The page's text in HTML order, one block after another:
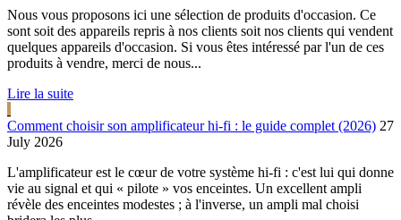
Nous vous proposons ici une sélection de produits d'occasion. Ce
sont soit des appareils repris à nos clients soit nos clients qui vendent
quelques appareils d'occasion. Si vous êtes intéressé par l'un de ces
produits à vendre, merci de nous...
Lire la suite
Comment choisir son amplificateur hi-fi : le guide complet (2026) 27
July 2026
L'amplificateur est le cœur de votre système hi-fi : c'est lui qui donne
vie au signal et qui « pilote » vos enceintes. Un excellent ampli
révèle des enceintes modestes ; à l'inverse, un ampli mal choisi